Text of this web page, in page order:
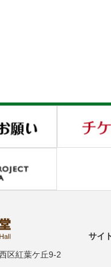
区紅葉ケ丘9-2
サイ